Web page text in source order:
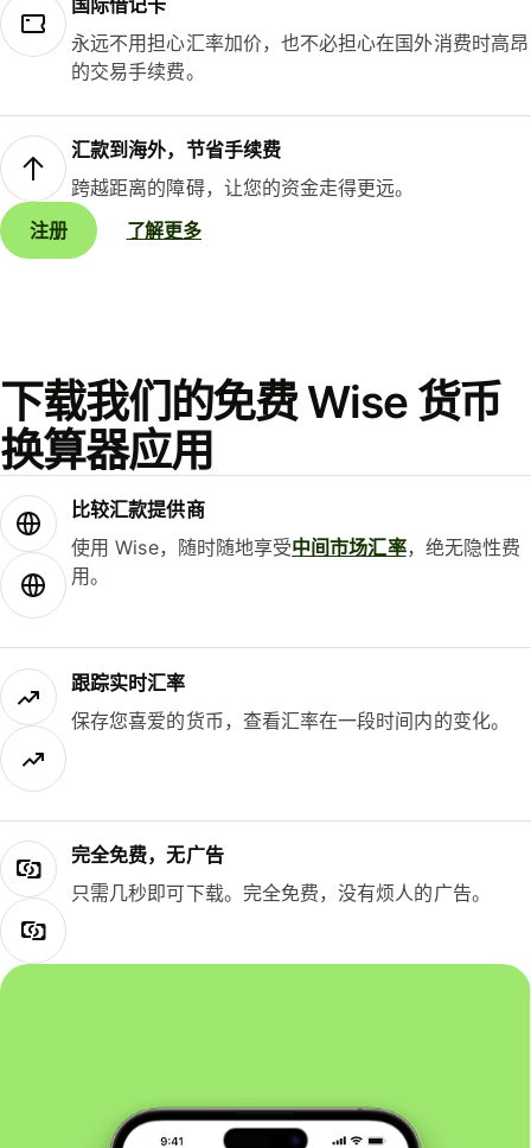
国际借记卡
永远不用担心汇率加价，也不必担心在国外消费时高昂
的交易手续费。
汇款到海外，节省手续费
跨越距离的障碍，让您的资金走得更远。
注册
了解更多
下载我们的免费 Wise 货币
换算器应用
比较汇款提供商
使用 Wise，随时随地享受中间市场汇率，绝无隐性费
用。
跟踪实时汇率
保存您喜爱的货币，查看汇率在一段时间内的变化。
完全免费，无广告
只需几秒即可下载。完全免费，没有烦人的广告。